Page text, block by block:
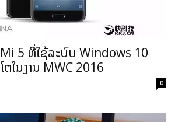
5 ທີ່ໃຊ້ລະບົບ Windows 10
ໃນງານ MWC 2016
0